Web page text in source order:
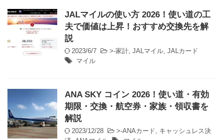
JALマイルの使い方 2026！使い道の工
夫で価値は上昇！おすすめ交換先を解
説
2023/6/7 >-家計, JALマイル, JALカード
マイル
ANA SKY コイン 2026！使い道・有効
期限・交換・航空券・家族・領収書を
解説
2023/12/28 >-ANAカード, キャッシュレス決